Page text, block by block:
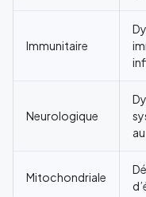
Immunitaire
Neurologique
Mitochondriale